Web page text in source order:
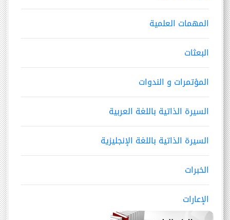
المهمات العلمية
البعثات
المؤتمرات و الندوات
السيرة الذاتية باللغة العربية
السيرة الذاتية باللغة الإنجليزية
الخبرات
الإعارات